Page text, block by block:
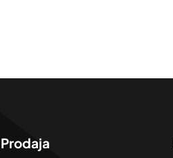
Prodaja